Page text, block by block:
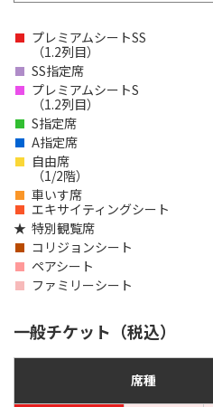
プレミアムシートSS
（1.2列目）
SS指定席
プレミアムシートS
（1.2列目）
S指定席
A指定席
自由席
（1/2階）
車いす席
エキサイティングシート
特別観覧席
コリジョンシート
ペアシート
ファミリーシート
一般チケット（税込）
席種